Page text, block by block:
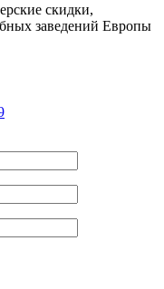
скидки,
заведений Европы